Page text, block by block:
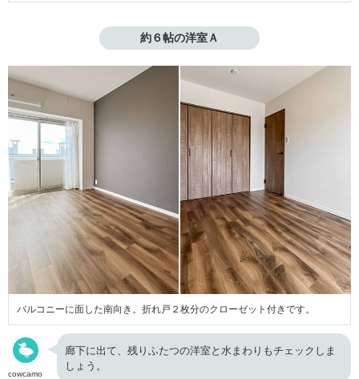
約６帖の洋室Ａ
バルコニーに面した南向き。折れ戸２枚分のクローゼット付きです。
cowcamo
廊下に出て、残りふたつの洋室と水まわりもチェックしま
しょう。